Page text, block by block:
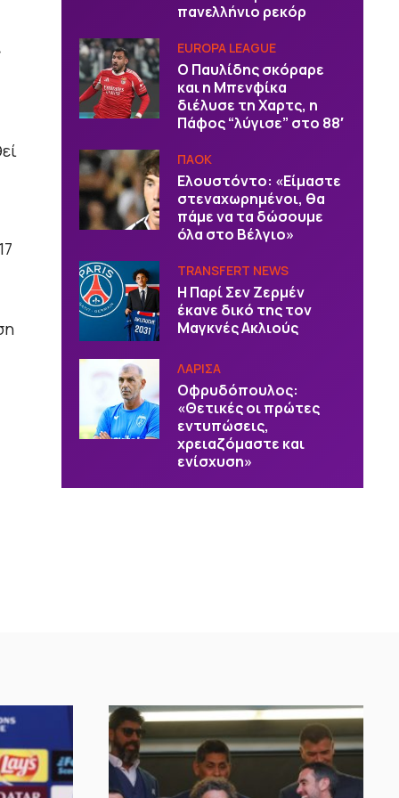
πανελλήνιο ρεκόρ
EUROPA LEAGUE
Ο Παυλίδης σκόραρε
και η Μπενφίκα
διέλυσε τη Χαρτς, η
Πάφος “λύγισε” στο 88′
ΠΑΟΚ
Ελουστόντο: «Είμαστε
στεναχωρημένοι, θα
πάμε να τα δώσουμε
όλα στο Βέλγιο»
TRANSFERT NEWS
Η Παρί Σεν Ζερμέν
έκανε δικό της τον
Μαγκνές Ακλιούς
ΛΑΡΙΣΑ
Οφρυδόπουλος:
«Θετικές οι πρώτες
εντυπώσεις,
χρειαζόμαστε και
ενίσχυση»